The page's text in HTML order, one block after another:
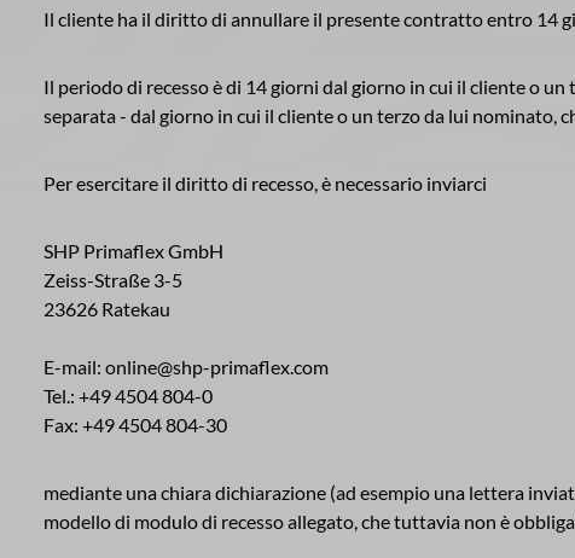
Il cliente ha il diritto di annullare il presente contratto entro 14
Il periodo di recesso è di 14 giorni dal giorno in cui il cliente o
separata - dal giorno in cui il cliente o un terzo da lui nominato,
Per esercitare il diritto di recesso, è necessario inviarci
SHP Primaflex GmbH
Zeiss-Straße 3-5
23626 Ratekau
E-mail: online@shp-primaflex.com
Tel.: +49 4504 804-0
Fax: +49 4504 804-30
mediante una chiara dichiarazione (ad esempio una lettera
modello di modulo di recesso allegato, che tuttavia non è